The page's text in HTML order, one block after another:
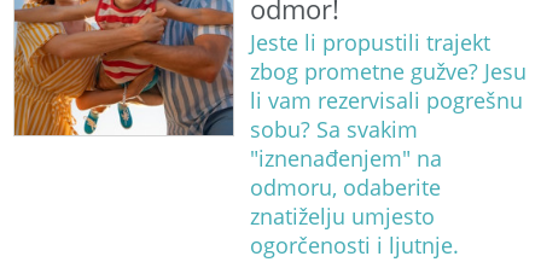
odmor!
Jeste li propustili trajekt
zbog prometne gužve? Jesu
li vam rezervisali pogrešnu
sobu? Sa svakim
"iznenađenjem" na
odmoru, odaberite
znatiželju umjesto
ogorčenosti i ljutnje.